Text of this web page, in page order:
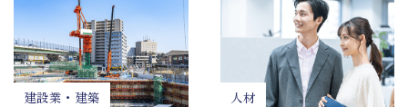
建設業・建築 人材